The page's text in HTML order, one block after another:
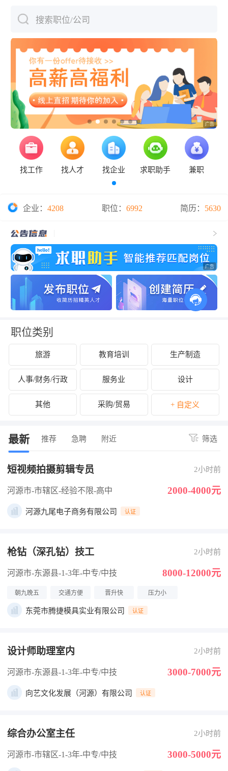
搜索职位/公司
找工作 找人才 找企业 求职助手 兼职
企业： 4208 职位： 6992 简历： 5630
职位类别
旅游 教育培训 生产制造
人事/财务/行政 服务业 设计
其他 采购/贸易 + 自定义
最新 推荐 急聘 附近 筛选
短视频拍摄剪辑专员 2小时前
河源市-市辖区-经验不限-高中 2000-4000元
河源九尾电子商务有限公司 认证
枪钻（深孔钻）技工 2小时前
河源市-东源县-1-3年-中专/中技 8000-12000元
朝九晚五 交通方便 晋升快 压力小
东莞市腾捷模具实业有限公司 认证
设计师助理室内 2小时前
河源市-东源县-1-3年-中专/中技 3000-7000元
向艺文化发展（河源）有限公司 认证
综合办公室主任 2小时前
河源市-市辖区-1-3年-中专/中技 3000-5000元